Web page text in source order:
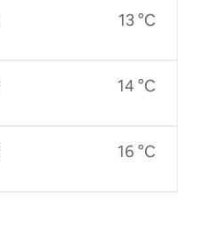
13 °C
14 °C
16 °C